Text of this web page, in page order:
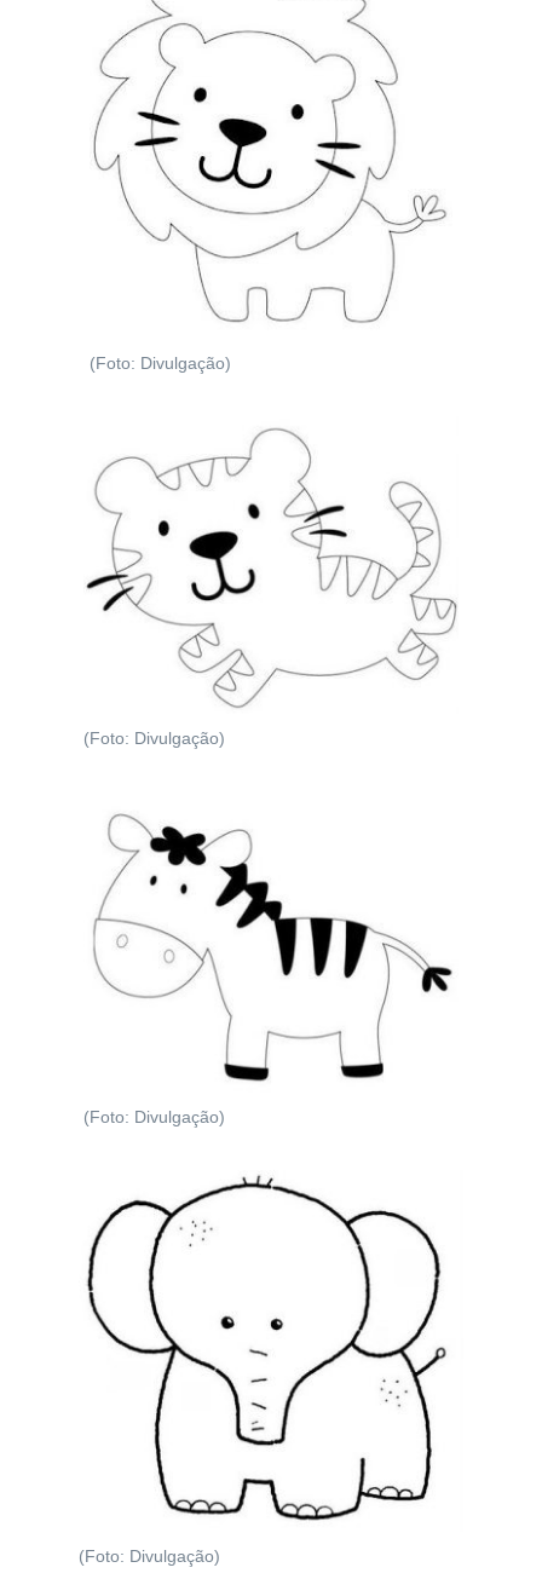
(Foto: Divulgação)
(Foto: Divulgação)
(Foto: Divulgação)
(Foto: Divulgação)